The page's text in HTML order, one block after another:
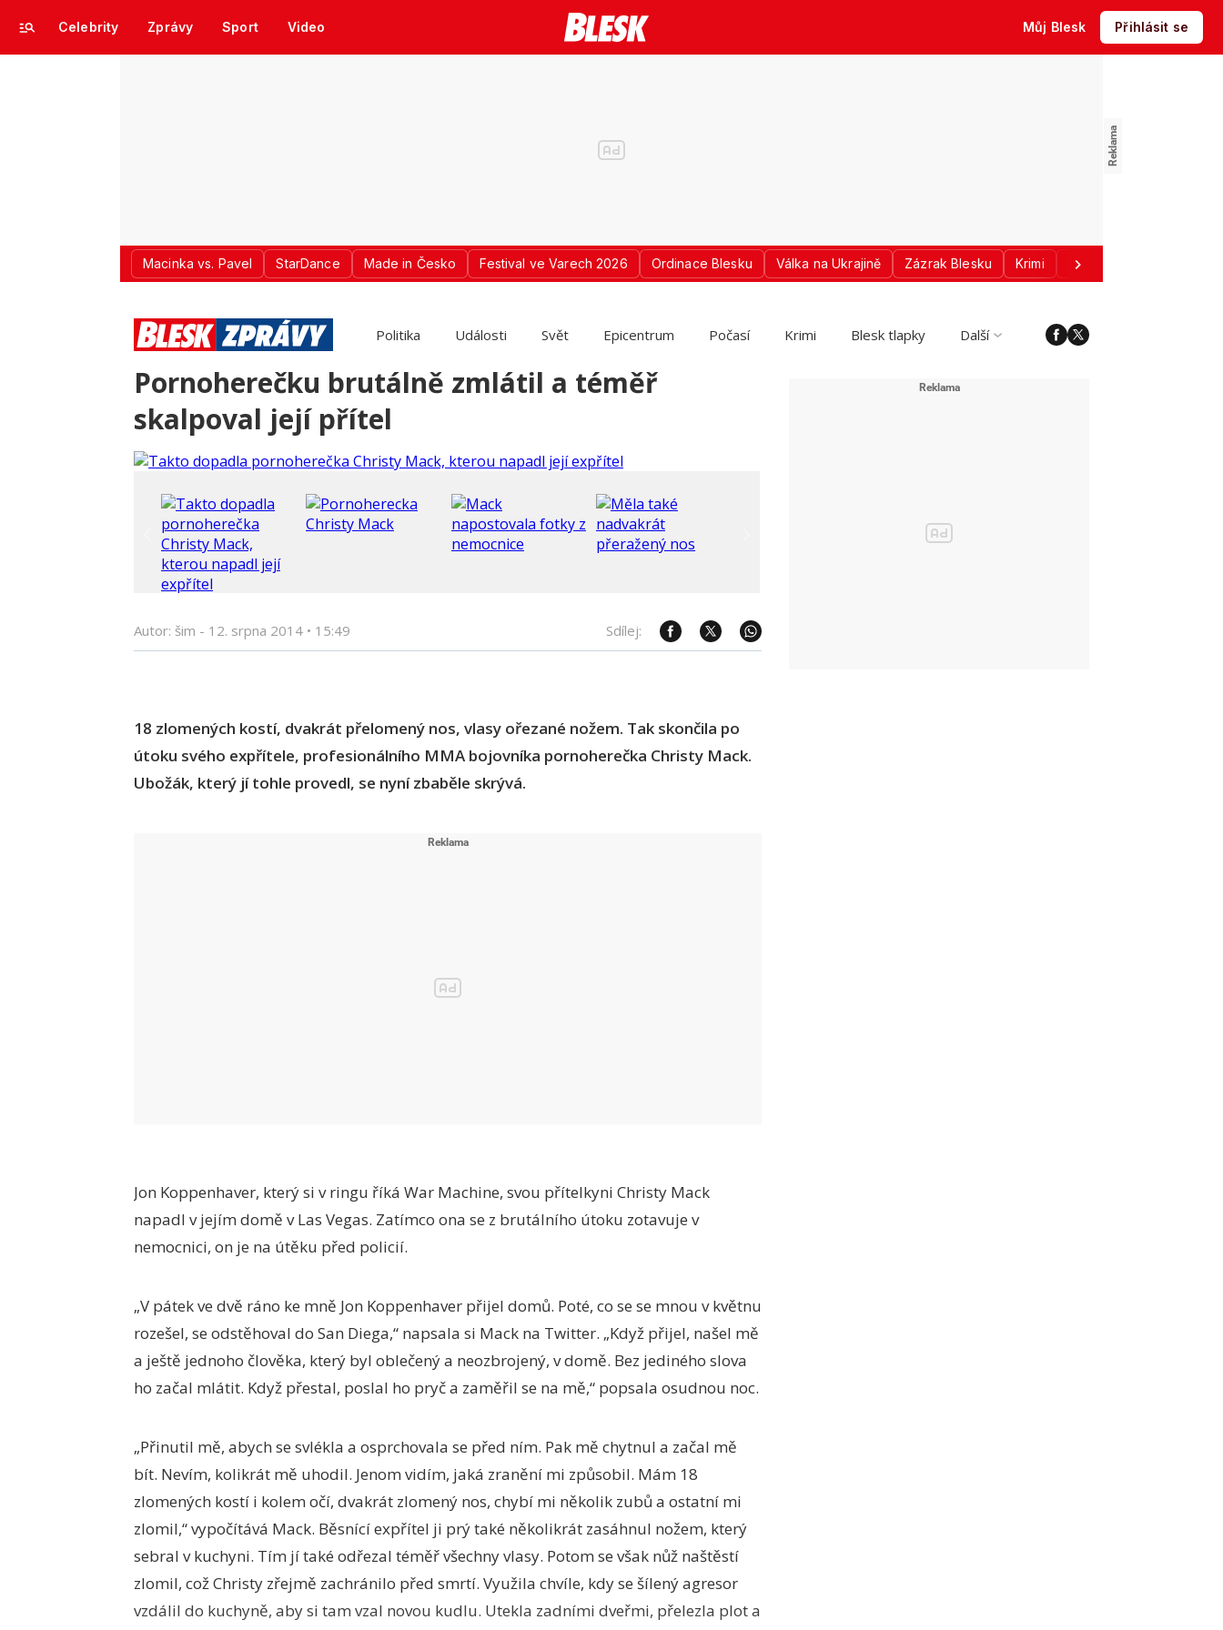
Celebrity Zprávy Sport Video Můj Blesk Přihlásit se
Macinka vs. Pavel StarDance Made in Česko Festival ve Varech 2026 Ordinace Blesku Válka na Ukrajině Zázrak Blesku Krimi Donald Trump
Politika Události Svět Epicentrum Počasí Krimi Blesk tlapky Další
Pornoherečku brutálně zmlátil a téměř
skalpoval její přítel
Autor: šim - 12. srpna 2014 • 15:49 Sdílej:
18 zlomených kostí, dvakrát přelomený nos, vlasy ořezané nožem. Tak skončila po
útoku svého expřítele, profesionálního MMA bojovníka pornoherečka Christy Mack.
Ubožák, který jí tohle provedl, se nyní zbaběle skrývá.
Jon Koppenhaver, který si v ringu říká War Machine, svou přítelkyni Christy Mack
napadl v jejím domě v Las Vegas. Zatímco ona se z brutálního útoku zotavuje v
nemocnici, on je na útěku před policií.
„V pátek ve dvě ráno ke mně Jon Koppenhaver přijel domů. Poté, co se se mnou v květnu
rozešel, se odstěhoval do San Diega,“ napsala si Mack na Twitter. „Když přijel, našel mě
a ještě jednoho člověka, který byl oblečený a neozbrojený, v domě. Bez jediného slova
ho začal mlátit. Když přestal, poslal ho pryč a zaměřil se na mě,“ popsala osudnou noc.
„Přinutil mě, abych se svlékla a osprchovala se před ním. Pak mě chytnul a začal mě
bít. Nevím, kolikrát mě uhodil. Jenom vidím, jaká zranění mi způsobil. Mám 18
zlomených kostí i kolem očí, dvakrát zlomený nos, chybí mi několik zubů a ostatní mi
zlomil,“ vypočítává Mack. Běsnící expřítel ji prý také několikrát zasáhnul nožem, který
sebral v kuchyni. Tím jí také odřezal téměř všechny vlasy. Potom se však nůž naštěstí
zlomil, což Christy zřejmě zachránilo před smrtí. Využila chvíle, kdy se šílený agresor
vzdálil do kuchyně, aby si tam vzal novou kudlu. Utekla zadními dveřmi, přelezla plot a